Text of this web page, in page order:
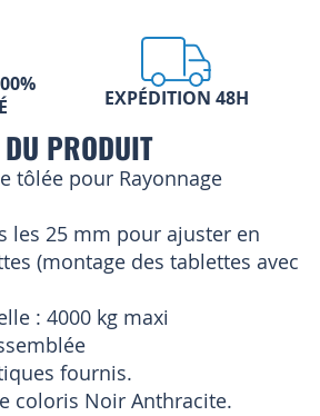
EXPÉDITION 48H
PRODUIT
tôlée pour Rayonnage
les 25 mm pour ajuster en
(montage des tablettes avec
: 4000 kg maxi
fournis.
coloris Noir Anthracite.